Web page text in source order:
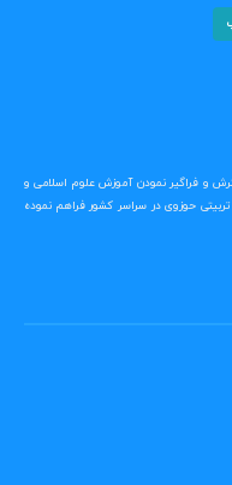
و فراگیر نمودن آموزش علوم اسلامی و
حوزوی در سراسر کشور فراهم نموده